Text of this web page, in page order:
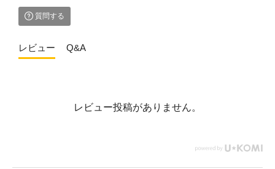
質問する
レビュー Q&A
レビュー投稿がありません。